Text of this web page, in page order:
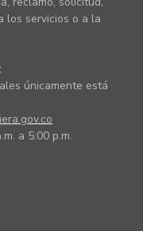
los servicios o a la
únicamente está
a 5:00 p.m.